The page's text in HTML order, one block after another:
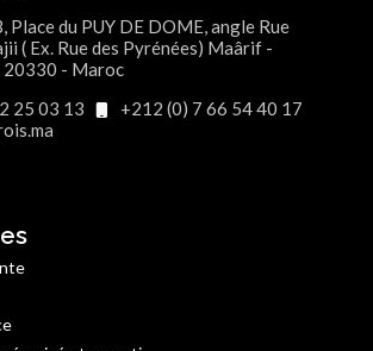
Place du PUY DE DOME, angle Rue
( Ex. Rue des Pyrénées) Maârif -
20330 - Maroc
25 03 13
+212 (0) 7 66 54 40 17